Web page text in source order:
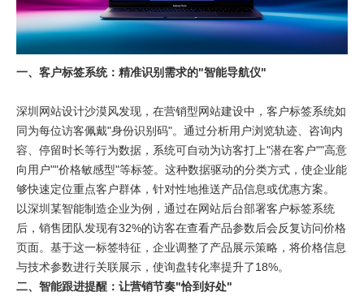
一、客户标签系统：精准识别需求的"智能导航仪"
深圳网站设计沙漠风发现，在营销型网站建设中，客户标签系统如
同为每位访客佩戴"身份识别码"。通过分析用户浏览轨迹、咨询内
容、停留时长等行为数据，系统可自动为访客打上"潜在客户""高意
向用户""价格敏感型"等标签。这种数据驱动的分类方式，使企业能
够快速定位重点客户群体，针对性地推送产品信息或优惠方案。
以深圳某智能制造企业为例，通过在网站后台部署客户标签系统
后，销售团队发现有32%的访客在查看产品参数后会反复访问价格
页面。基于这一标签特征，企业调整了产品展示策略，将价格信息
与技术参数进行关联展示，使询盘转化率提升了18%。
二、智能跟进提醒：让营销节奏"恰到好处"